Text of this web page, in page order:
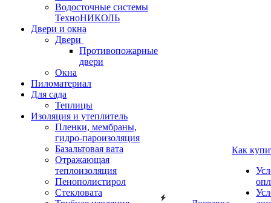
Водосточные системы
ТехноНИКОЛЬ
Двери и окна
Двери
Противопожарные
двери
Окна
Пиломатериал
Для сада
Теплицы
Изоляция и утеплитель
Пленки, мембраны,
гидро-пароизоляция
Базальтовая вата
Отражающая
теплоизоляция
Пенополистирол
Стекловата
Как